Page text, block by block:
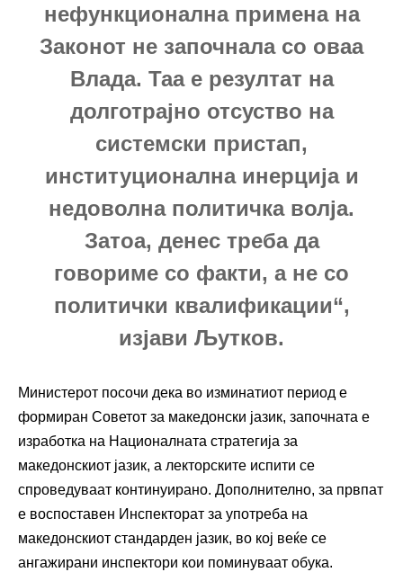
нефункционална примена на
Законот не започнала со оваа
Влада. Таа е резултат на
долготрајно отсуство на
системски пристап,
институционална инерција и
недоволна политичка волја.
Затоа, денес треба да
говориме со факти, а не со
политички квалификации“,
изјави Љутков.
Министерот посочи дека во изминатиот период е
формиран Советот за македонски јазик, започната е
изработка на Националната стратегија за
македонскиот јазик, а лекторските испити се
спроведуваат континуирано. Дополнително, за првпат
е воспоставен Инспекторат за употреба на
македонскиот стандарден јазик, во кој веќе се
ангажирани инспектори кои поминуваат обука.